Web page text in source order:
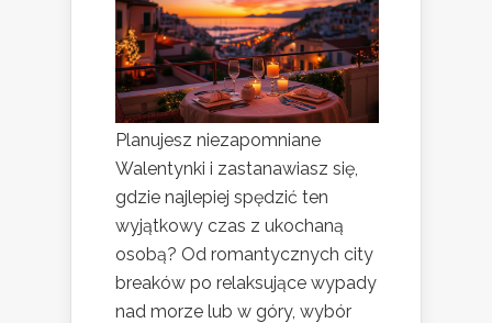
Planujesz niezapomniane
Walentynki i zastanawiasz się,
gdzie najlepiej spędzić ten
wyjątkowy czas z ukochaną
osobą? Od romantycznych city
breaków po relaksujące wypady
nad morze lub w góry, wybór